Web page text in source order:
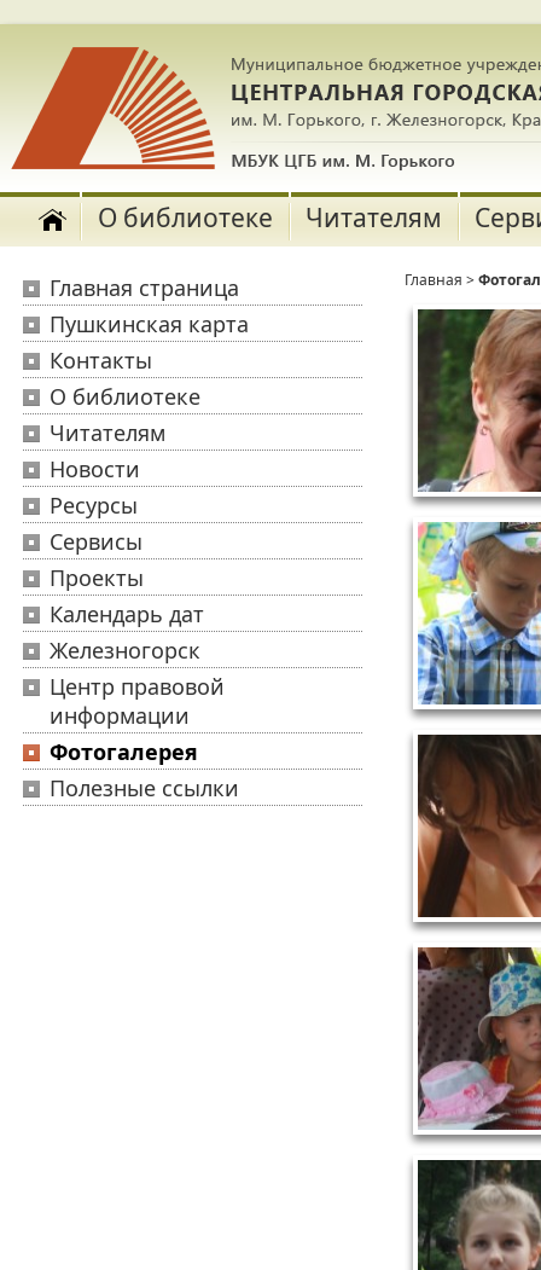
О библиотеке Читателям
Главная страница
Пушкинская карта
Контакты
О библиотеке
Читателям
Новости
Ресурсы
Сервисы
Проекты
Календарь дат
Железногорск
Центр правовой
информации
Фотогалерея
Полезные ссылки
Главная >